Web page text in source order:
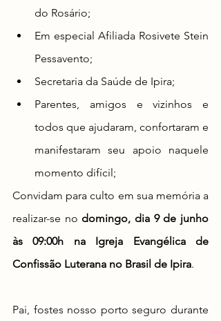
do Rosário;
Em especial Afiliada Rosivete Stein
Pessavento;
Secretaria da Saúde de Ipira;
Parentes, amigos e vizinhos e
todos que ajudaram, confortaram e
manifestaram seu apoio naquele
momento difícil;
Convidam para culto em sua memória a
realizar-se no domingo, dia 9 de junho
às 09:00h na Igreja Evangélica de
Confissão Luterana no Brasil de Ipira.
Pai, fostes nosso porto seguro durante